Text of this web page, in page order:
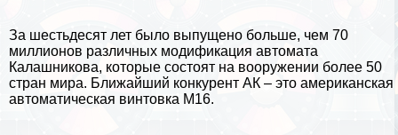
За шестьдесят лет было выпущено больше, чем 70
миллионов различных модификация автомата
Калашникова, которые состоят на вооружении более 50
стран мира. Ближайший конкурент АК – это американская
автоматическая винтовка М16.